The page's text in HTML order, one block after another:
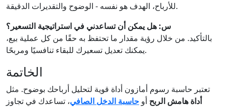
للأرباح، الهدف هو نفسه - الوضوح والتقديرات الدقيقة.
س: هل يمكن أن تساعدني في استراتيجية التسعير؟
بالتأكيد. من خلال رؤية مقدار ما تحتفظ به حقًا من كل عملية بيع،
يمكنك تعديل تسعيرك للبقاء تنافسيًا ومربحًا.
الخاتمة
تعتبر حاسبة رسوم أمازون أداة قوية لتحليل أرباحك بوضوح. مثل
أداة هامش الربح أو حاسبة الدخل الصافي، تساعدك في تجاوز